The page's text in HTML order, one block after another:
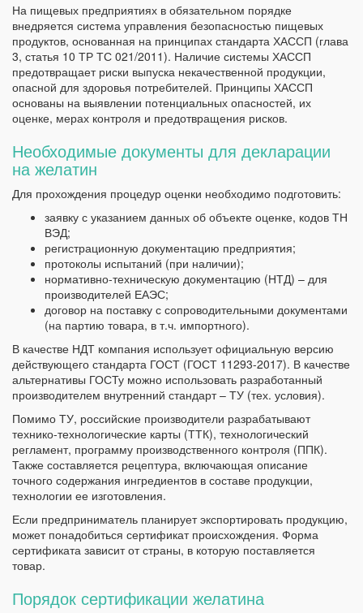
На пищевых предприятиях в обязательном порядке
внедряется система управления безопасностью пищевых
продуктов, основанная на принципах стандарта ХАССП (глава
3, статья 10 ТР ТС 021/2011). Наличие системы ХАССП
предотвращает риски выпуска некачественной продукции,
опасной для здоровья потребителей. Принципы ХАССП
основаны на выявлении потенциальных опасностей, их
оценке, мерах контроля и предотвращения рисков.
Необходимые документы для декларации
на желатин
Для прохождения процедур оценки необходимо подготовить:
заявку с указанием данных об объекте оценке, кодов ТН
ВЭД;
регистрационную документацию предприятия;
протоколы испытаний (при наличии);
нормативно-техническую документацию (НТД) – для
производителей ЕАЭС;
договор на поставку с сопроводительными документами
(на партию товара, в т.ч. импортного).
В качестве НДТ компания использует официальную версию
действующего стандарта ГОСТ (ГОСТ 11293-2017). В качестве
альтернативы ГОСТу можно использовать разработанный
производителем внутренний стандарт – ТУ (тех. условия).
Помимо ТУ, российские производители разрабатывают
технико-технологические карты (ТТК), технологический
регламент, программу производственного контроля (ППК).
Также составляется рецептура, включающая описание
точного содержания ингредиентов в составе продукции,
технологии ее изготовления.
Если предприниматель планирует экспортировать продукцию,
может понадобиться сертификат происхождения. Форма
сертификата зависит от страны, в которую поставляется
товар.
Порядок сертификации желатина